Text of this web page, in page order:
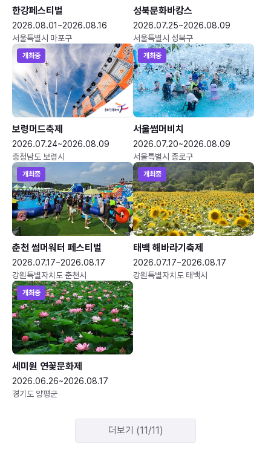
한강페스티벌
2026.08.01~2026.08.16
서울특별시 마포구
성북문화바캉스
2026.07.25~2026.08.09
서울특별시 성북구
개최중
보령머드축제
2026.07.24~2026.08.09
충청남도 보령시
개최중
서울썸머비치
2026.07.20~2026.08.09
서울특별시 종로구
개최중
춘천 썸머워터 페스티벌
2026.07.17~2026.08.17
강원특별자치도 춘천시
개최중
태백 해바라기축제
2026.07.17~2026.08.17
강원특별자치도 태백시
개최중
세미원 연꽃문화제
2026.06.26~2026.08.17
경기도 양평군
더보기 (11/11)